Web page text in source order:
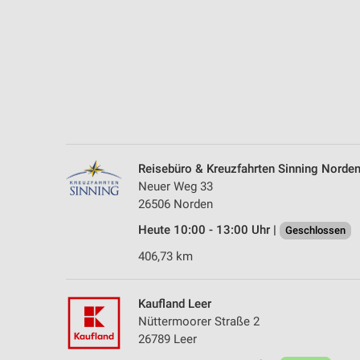
Reisebüro & Kreuzfahrten Sinning Norden
Neuer Weg 33
26506 Norden
Heute 10:00 - 13:00 Uhr |
Geschlossen
406,73 km
Kaufland Leer
Nüttermoorer Straße 2
26789 Leer
Verwendung genauer Standortdaten
Geräte anhand von aktiv angeforderten Informationen
Nicht-IAB-Verarbeitungszwecke: